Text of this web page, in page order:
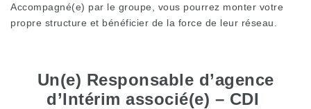
Accompagné(e) par le groupe, vous pourrez monter votre
propre structure et bénéficier de la force de leur réseau.
Un(e) Responsable d’agence
d’Intérim associé(e) – CDI